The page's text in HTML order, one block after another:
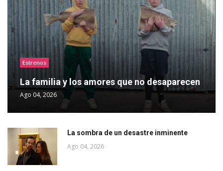
Estrenos
La familia y los amores que no desaparecen
Ago 04, 2026
La sombra de un desastre inminente
Ago 04, 2026